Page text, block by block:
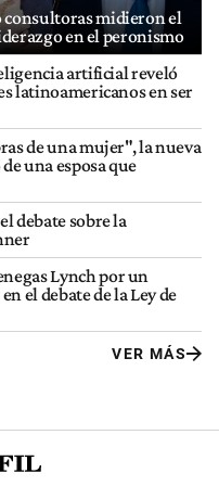
consultoras midieron el
en el peronismo
artificial reveló
latinoamericanos en ser
de una mujer", la nueva
una esposa que
debate sobre la
Lynch por un
el debate de la Ley de
VER MÁS